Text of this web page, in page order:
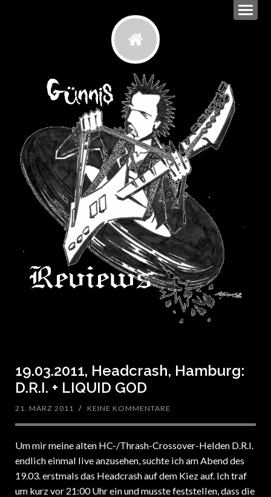
19.03.2011, Headcrash, Hamburg:
D.R.I. + LIQUID GOD
21. MÄRZ 2011 / KEINE KOMMENTARE
Um mir meine alten HC-/Thrash-Crossover-Helden D.R.I.
endlich einmal live anzusehen, suchte ich am Abend des
19.03. erstmals das Headcrash auf dem Kiez auf. Ich traf
um kurz vor 21:00 Uhr ein und musste feststellen, dass die